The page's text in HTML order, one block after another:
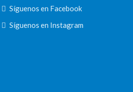
Síguenos en Facebook
Síguenos en Instagram